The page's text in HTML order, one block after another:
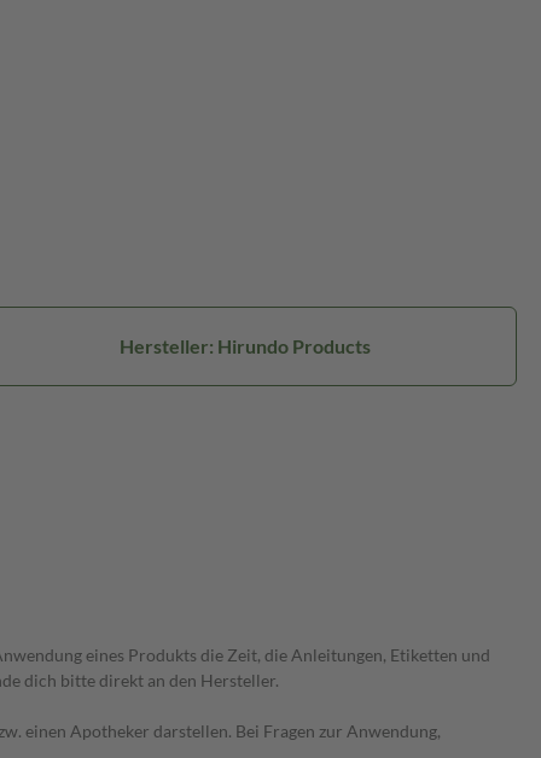
Hersteller: Hirundo Products
eines Produkts die Zeit, die Anleitungen, Etiketten und
dich bitte direkt an den Hersteller.
einen Apotheker darstellen. Bei Fragen zur Anwendung,